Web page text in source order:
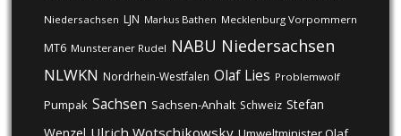
Niedersachsen LJN Markus Bathen Mecklenburg Vorpommern
MT6 Munsteraner Rudel NABU Niedersachsen
NLWKN Nordrhein-Westfalen Olaf Lies Problemwolf
Pumpak Sachsen Sachsen-Anhalt Schweiz Stefan